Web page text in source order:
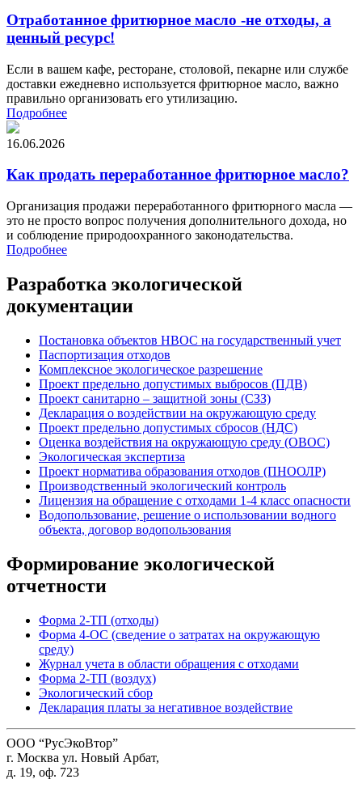
Отработанное фритюрное масло -не отходы, а
ценный ресурс!
Если в вашем кафе, ресторане, столовой, пекарне или службе
доставки ежедневно используется фритюрное масло, важно
правильно организовать его утилизацию.
Подробнее
16.06.2026
Как продать переработанное фритюрное масло?
Организация продажи переработанного фритюрного масла —
это не просто вопрос получения дополнительного дохода, но
и соблюдение природоохранного законодательства.
Подробнее
Разработка экологической
документации
Постановка объектов НВОС на государственный учет
Паспортизация отходов
Комплексное экологическое разрешение
Проект предельно допустимых выбросов (ПДВ)
Проект санитарно – защитной зоны (СЗЗ)
Декларация о воздействии на окружающую среду
Проект предельно допустимых сбросов (НДС)
Оценка воздействия на окружающую среду (ОВОС)
Экологическая экспертиза
Проект норматива образования отходов (ПНООЛР)
Производственный экологический контроль
Лицензия на обращение с отходами 1-4 класс опасности
Водопользование, решение о использовании водного
объекта, договор водопользования
Формирование экологической
отчетности
Форма 2-ТП (отходы)
Форма 4-ОС (сведение о затратах на окружающую
среду)
Журнал учета в области обращения с отходами
Форма 2-ТП (воздух)
Экологический сбор
Декларация платы за негативное воздействие
ООО “РусЭкоВтор”
г. Москва ул. Новый Арбат,
д. 19, оф. 723